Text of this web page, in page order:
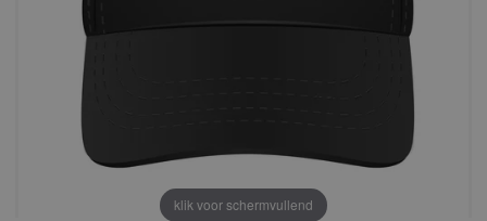
klik voor schermvullend